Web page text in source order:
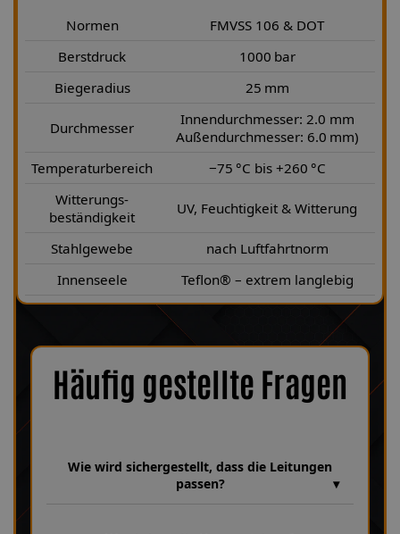
Normen
FMVSS 106 & DOT
Berstdruck
1000 bar
Biegeradius
25 mm
Durchmesser
Innendurchmesser: 2.0 mm
Außendurchmesser: 6.0 mm)
Temperaturbereich
−75 °C bis +260 °C
Witterungs-
beständigkeit
UV, Feuchtigkeit & Witterung
Stahlgewebe
nach Luftfahrtnorm
Innenseele
Teflon® – extrem langlebig
Häufig gestellte Fragen
Wie wird sichergestellt, dass die Leitungen
passen?